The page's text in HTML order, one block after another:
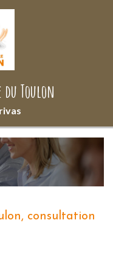
Toulon
consultation